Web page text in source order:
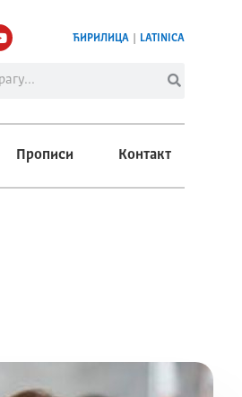
ЋИРИЛИЦА LATINICA
Прописи Контакт